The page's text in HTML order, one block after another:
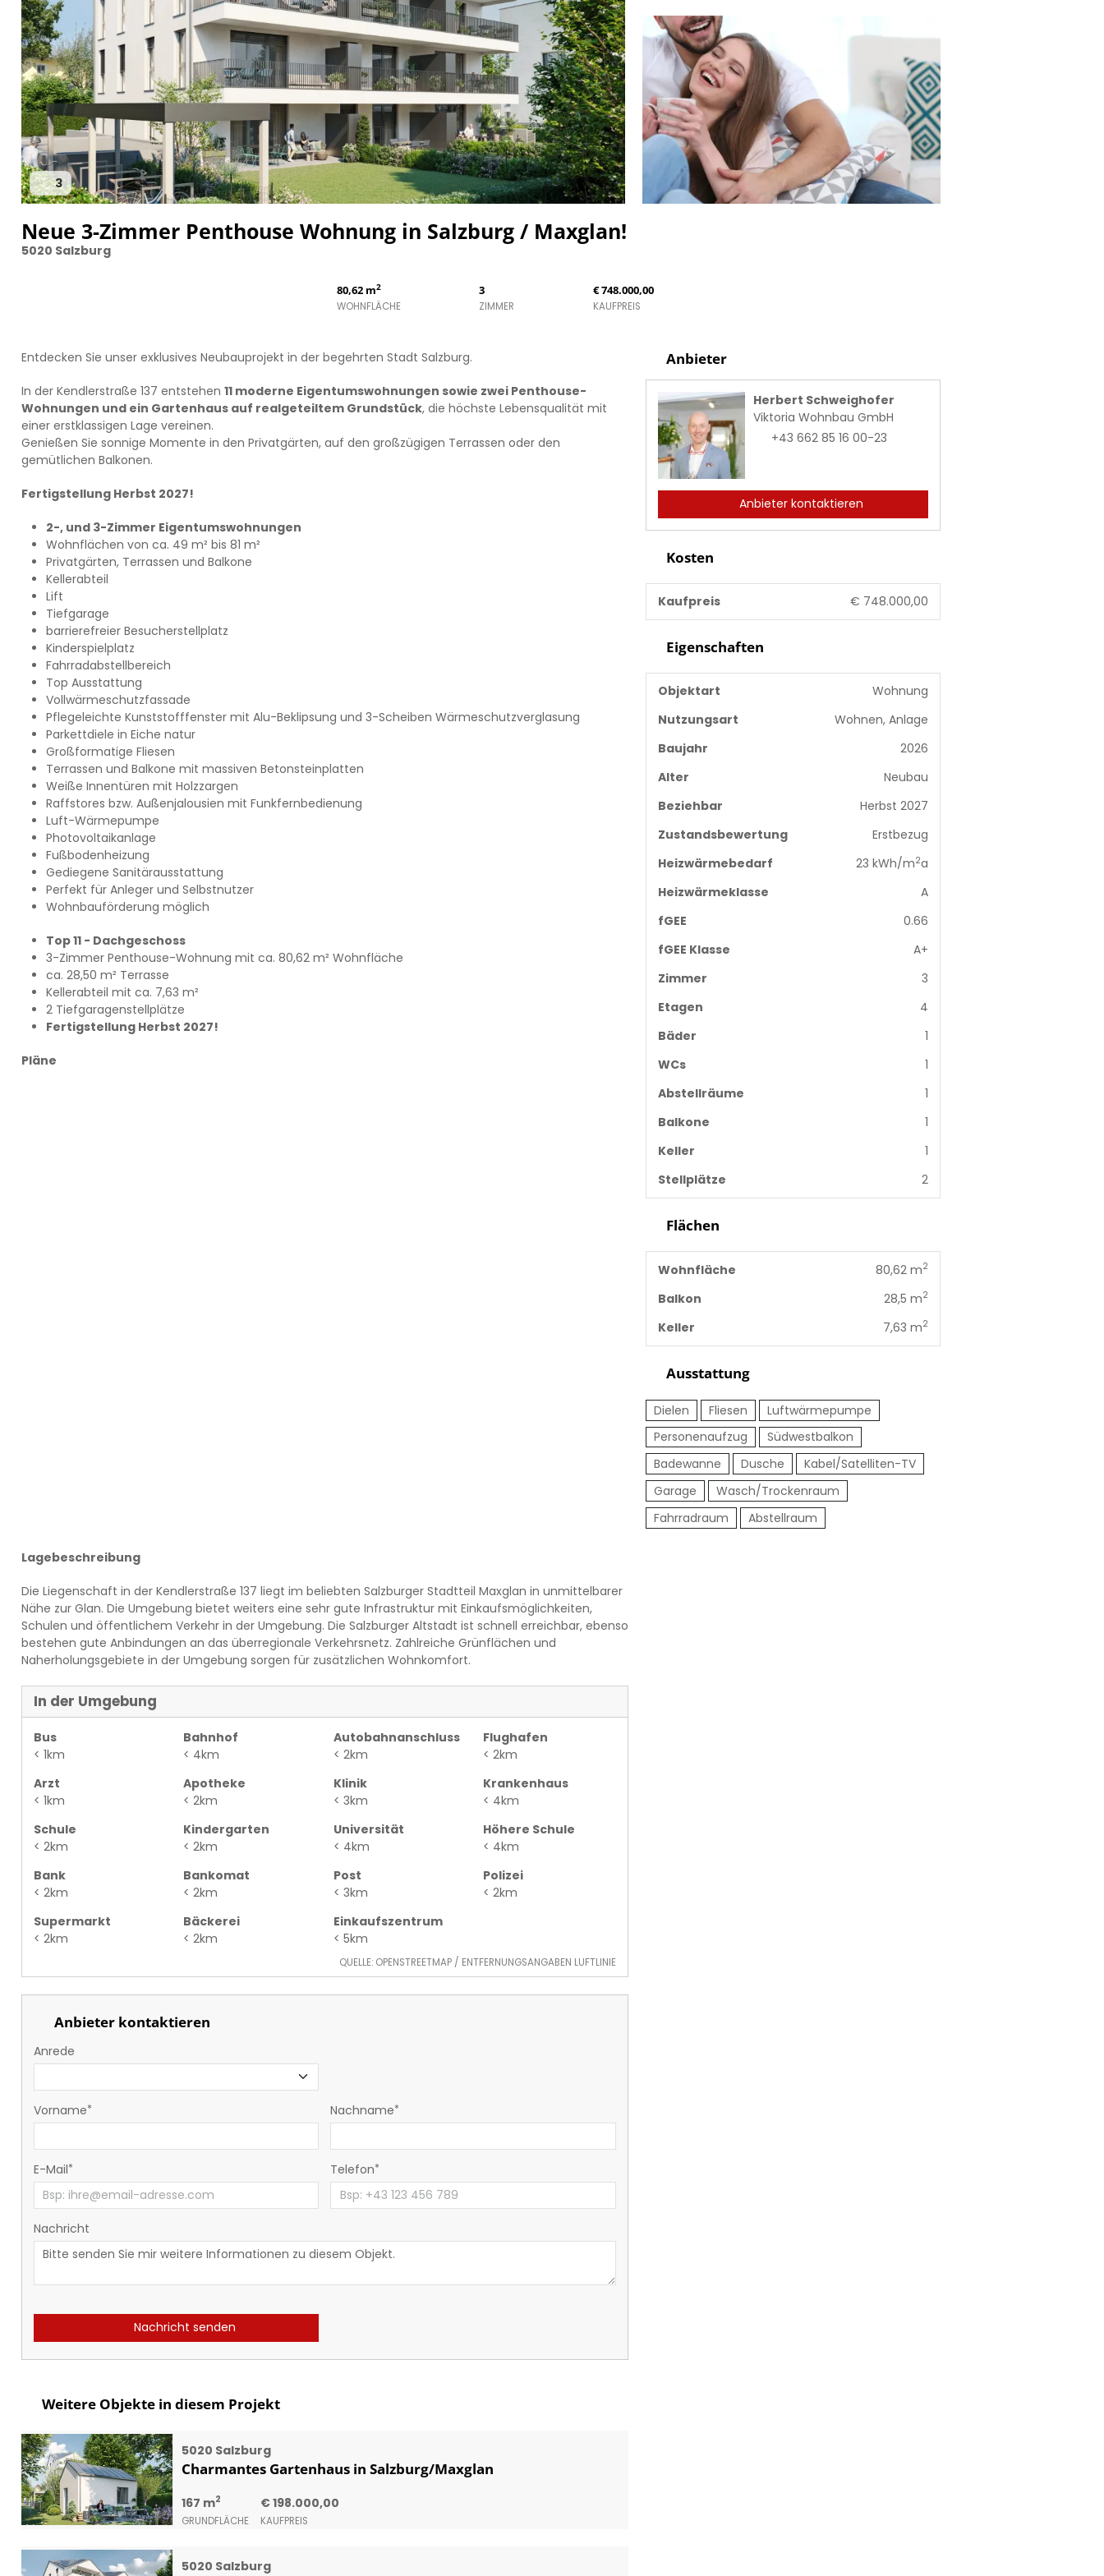
3
Neue 3-Zimmer Penthouse Wohnung in Salzburg / Maxglan!
5020 Salzburg
80,62 m2
WOHNFLÄCHE
3
ZIMMER
€ 748.000,00
KAUFPREIS
Entdecken Sie unser exklusives Neubauprojekt in der begehrten Stadt Salzburg.
In der Kendlerstraße 137 entstehen 11 moderne Eigentumswohnungen sowie zwei Penthouse-
Wohnungen und ein Gartenhaus auf realgeteiltem Grundstück, die höchste Lebensqualität mit
einer erstklassigen Lage vereinen.
Genießen Sie sonnige Momente in den Privatgärten, auf den großzügigen Terrassen oder den
gemütlichen Balkonen.
Fertigstellung Herbst 2027!
2-, und 3-Zimmer Eigentumswohnungen
Wohnflächen von ca. 49 m² bis 81 m²
Privatgärten, Terrassen und Balkone
Kellerabteil
Lift
Tiefgarage
barrierefreier Besucherstellplatz
Kinderspielplatz
Fahrradabstellbereich
Top Ausstattung
Vollwärmeschutzfassade
Pflegeleichte Kunststofffenster mit Alu-Beklipsung und 3-Scheiben Wärmeschutzverglasung
Parkettdiele in Eiche natur
Großformatige Fliesen
Terrassen und Balkone mit massiven Betonsteinplatten
Weiße Innentüren mit Holzzargen
Raffstores bzw. Außenjalousien mit Funkfernbedienung
Luft-Wärmepumpe
Photovoltaikanlage
Fußbodenheizung
Gediegene Sanitärausstattung
Perfekt für Anleger und Selbstnutzer
Wohnbauförderung möglich
Top 11 - Dachgeschoss
3-Zimmer Penthouse-Wohnung mit ca. 80,62 m² Wohnfläche
ca. 28,50 m² Terrasse
Kellerabteil mit ca. 7,63 m²
2 Tiefgaragenstellplätze
Fertigstellung Herbst 2027!
Pläne
Lagebeschreibung
Die Liegenschaft in der Kendlerstraße 137 liegt im beliebten Salzburger Stadtteil Maxglan in unmittelbarer
Nähe zur Glan. Die Umgebung bietet weiters eine sehr gute Infrastruktur mit Einkaufsmöglichkeiten,
Schulen und öffentlichem Verkehr in der Umgebung. Die Salzburger Altstadt ist schnell erreichbar, ebenso
bestehen gute Anbindungen an das überregionale Verkehrsnetz. Zahlreiche Grünflächen und
Naherholungsgebiete in der Umgebung sorgen für zusätzlichen Wohnkomfort.
In der Umgebung
Bus
< 1km
Bahnhof
< 4km
Autobahnanschluss
< 2km
Flughafen
< 2km
Arzt
< 1km
Apotheke
< 2km
Klinik
< 3km
Krankenhaus
< 4km
Schule
< 2km
Kindergarten
< 2km
Universität
< 4km
Höhere Schule
< 4km
Bank
< 2km
Bankomat
< 2km
Post
< 3km
Polizei
< 2km
Supermarkt
< 2km
Bäckerei
< 2km
Einkaufszentrum
< 5km
QUELLE: OPENSTREETMAP / ENTFERNUNGSANGABEN LUFTLINIE
Anbieter kontaktieren
Anrede
Vorname Nachname
E-Mail Telefon
Nachricht
Nachricht senden
Weitere Objekte in diesem Projekt
5020 Salzburg
Charmantes Gartenhaus in Salzburg/Maxglan
167 m2
GRUNDFLÄCHE
€ 198.000,00
KAUFPREIS
5020 Salzburg
Anbieter
Herbert Schweighofer
Viktoria Wohnbau GmbH
+43 662 85 16 00-23
Anbieter kontaktieren
Kosten
Kaufpreis € 748.000,00
Eigenschaften
Objektart
Wohnung
Nutzungsart
Wohnen, Anlage
Baujahr
2026
Alter
Neubau
Beziehbar
Herbst 2027
Zustandsbewertung
Erstbezug
Heizwärmebedarf
23 kWh/m2a
Heizwärmeklasse
A
fGEE
0.66
fGEE Klasse
A+
Zimmer
3
Etagen
4
Bäder
1
WCs
1
Abstellräume
1
Balkone
1
Keller
1
Stellplätze
2
Flächen
Wohnfläche 80,62 m2
Balkon 28,5 m2
Keller 7,63 m2
Ausstattung
Dielen Fliesen
Luftwärmepumpe
Personenaufzug
Südwestbalkon
Badewanne
Dusche
Kabel/Satelliten-TV
Garage
Wasch/Trockenraum
Fahrradraum
Abstellraum